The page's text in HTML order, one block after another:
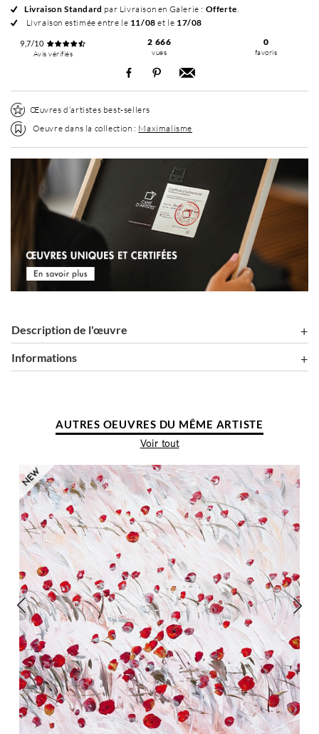
Livraison Standard par Livraison en Galerie : Offerte.
Livraison estimée entre le 11/08 et le 17/08
9,7/10
Avis vérifiés
2 666
vues
0
favoris
Œuvres d’artistes best-sellers
Oeuvre dans la collection : Maximalisme
Description de l'œuvre
Informations
AUTRES OEUVRES DU MÊME ARTISTE
Voir tout